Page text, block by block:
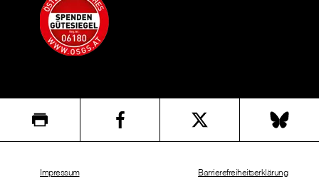
Impressum Barrierefreiheitserklärung